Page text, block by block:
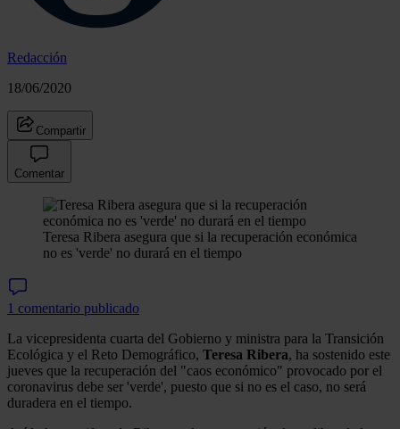
Redacción
18/06/2020
Compartir
Comentar
Teresa Ribera asegura que si la recuperación económica
no es 'verde' no durará en el tiempo
1 comentario publicado
La vicepresidenta cuarta del Gobierno y ministra para la Transición
Ecológica y el Reto Demográfico, Teresa Ribera, ha sostenido este
jueves que la recuperación del "caos económico" provocado por el
coronavirus debe ser 'verde', puesto que si no es el caso, no será
duradera en el tiempo.